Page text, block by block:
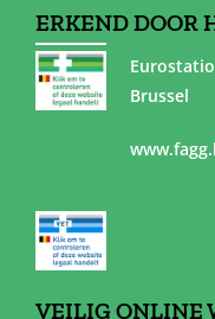
ERKEND DOOR
Brussel
VEILIG ONLINE